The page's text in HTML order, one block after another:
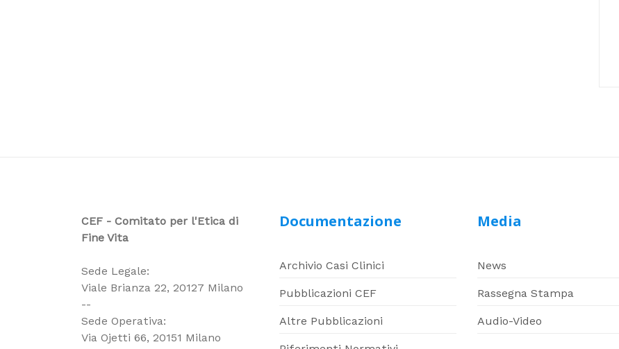
CEF - Comitato per l'Etica di
Fine Vita
Sede Legale:
Viale Brianza 22, 20127 Milano
--
Sede Operativa:
Via Ojetti 66, 20151 Milano
Documentazione
Archivio Casi Clinici
Pubblicazioni CEF
Altre Pubblicazioni
Media
News
Rassegna Stampa
Audio-Video